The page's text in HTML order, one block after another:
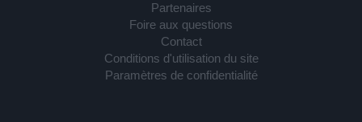
Partenaires
Foire aux questions
Contact
Conditions d'utilisation du site
Paramètres de confidentialité